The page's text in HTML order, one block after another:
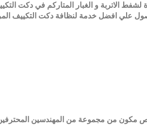
الاتربة و الغبار المتاركم في دكت
علي افضل خدمة لنظافة دكت التكييف
من مجموعة من المهندسين المحترفين